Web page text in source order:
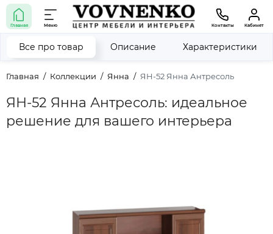
Главная Меню Контакты Кабинет
Главная Коллекции Янна ЯН-52 Янна Антресоль
ЯН-52 Янна Антресоль: идеальное
решение для вашего интерьера
Все про товар Описание Характеристики